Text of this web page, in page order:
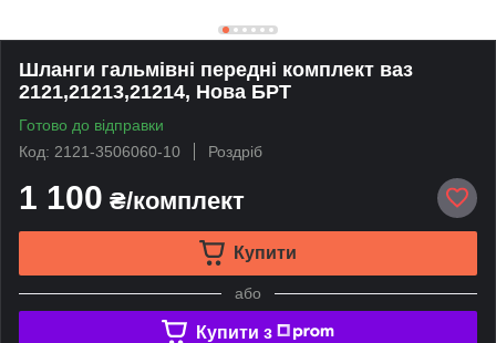
Шланги гальмівні передні комплект ваз
2121,21213,21214, Нова БРТ
Готово до відправки
Код: 2121-3506060-10
Роздріб
1 100 ₴/комплект
Купити
або
Купити з